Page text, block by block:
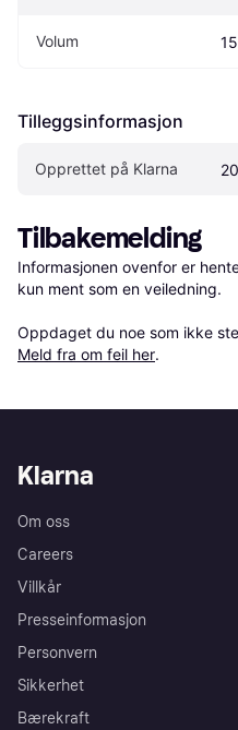
Volum
Tilleggsinformasjon
Opprettet på Klarna
Tilbakemelding
Informasjonen ovenfor er
kun ment som en veiledning.
Oppdaget du noe som ikke
Meld fra om feil her.
Klarna
Om oss
Careers
Villkår
Presseinformasjon
Personvern
Sikkerhet
Bærekraft